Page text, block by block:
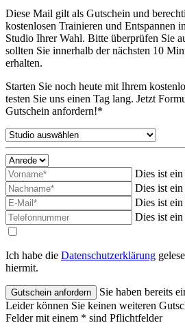
Diese Mail gilt als Gutschein und
kostenlosen Trainieren und Entspannen
Studio Ihrer Wahl. Bitte überprüfen Sie
sollten Sie innerhalb der nächsten 10
erhalten.
Starten Sie noch heute mit Ihrem
testen Sie uns einen Tag lang. Jetzt
Gutschein anfordern!*
Dies ist
Dies ist
Dies ist
Dies ist
Ich habe die Datenschutzerklärung
hiermit.
Sie haben bereits
Leider können Sie keinen weiteren
Felder mit einem * sind Pflichtfelder